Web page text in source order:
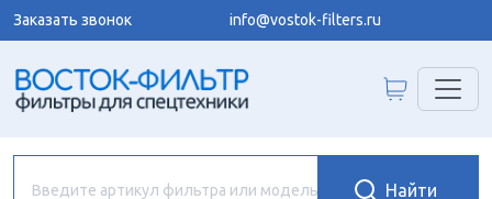
Заказать звонок info@vostok-filters.ru